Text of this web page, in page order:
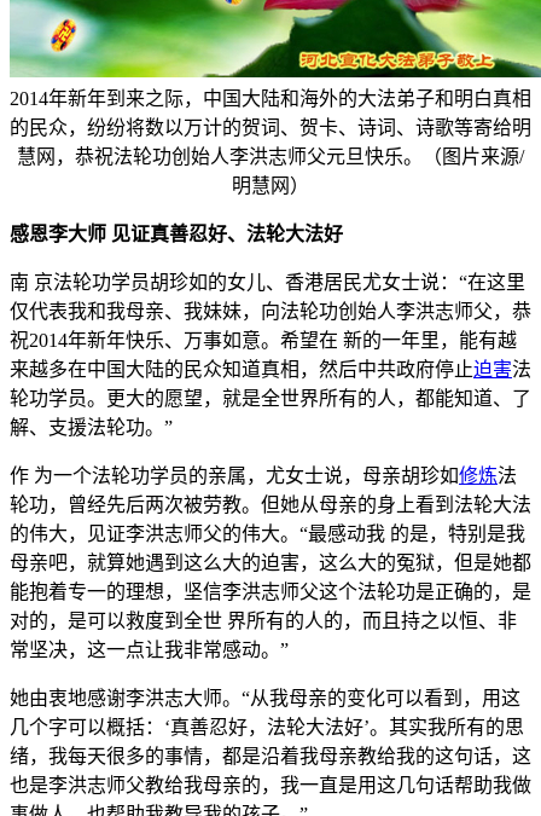
2014年新年到来之际，中国大陆和海外的大法弟子和明白真相
的民众，纷纷将数以万计的贺词、贺卡、诗词、诗歌等寄给明
慧网，恭祝法轮功创始人李洪志师父元旦快乐。（图片来源/
明慧网）
感恩李大师 见证真善忍好、法轮大法好
南 京法轮功学员胡珍如的女儿、香港居民尤女士说：“在这里
仅代表我和我母亲、我妹妹，向法轮功创始人李洪志师父，恭
祝2014年新年快乐、万事如意。希望在 新的一年里，能有越
来越多在中国大陆的民众知道真相，然后中共政府停止迫害法
轮功学员。更大的愿望，就是全世界所有的人，都能知道、了
解、支援法轮功。”
作 为一个法轮功学员的亲属，尤女士说，母亲胡珍如修炼法
轮功，曾经先后两次被劳教。但她从母亲的身上看到法轮大法
的伟大，见证李洪志师父的伟大。“最感动我 的是，特别是我
母亲吧，就算她遇到这么大的迫害，这么大的冤狱，但是她都
能抱着专一的理想，坚信李洪志师父这个法轮功是正确的，是
对的，是可以救度到全世 界所有的人的，而且持之以恒、非
常坚决，这一点让我非常感动。”
她由衷地感谢李洪志大师。“从我母亲的变化可以看到，用这
几个字可以概括：‘真善忍好，法轮大法好’。其实我所有的思
绪，我每天很多的事情，都是沿着我母亲教给我的这句话，这
也是李洪志师父教给我母亲的，我一直是用这几句话帮助我做